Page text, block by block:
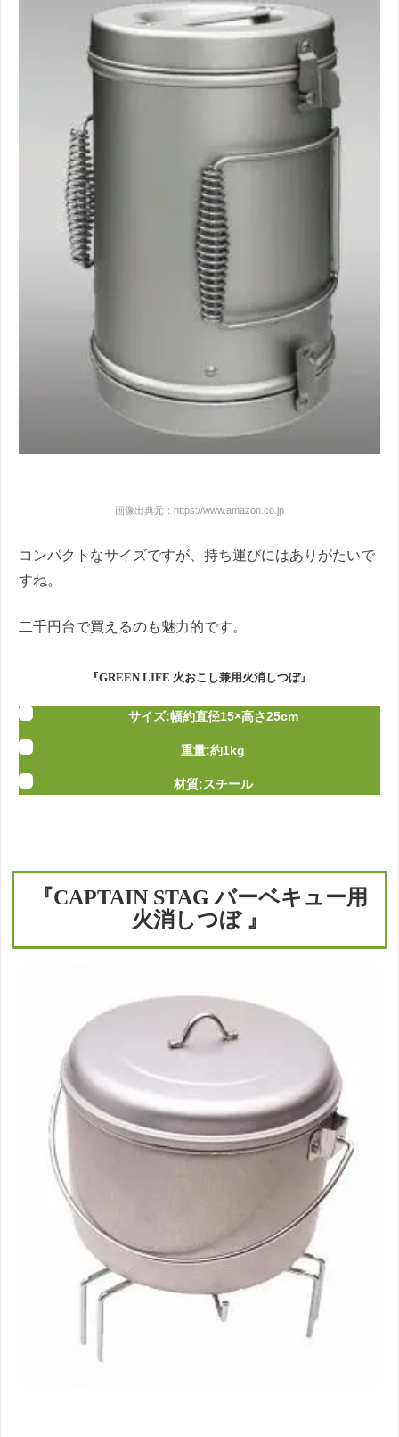
画像出典元：https://www.amazon.co.jp
コンパクトなサイズですが、持ち運びにはありがたいで
すね。
二千円台で買えるのも魅力的です。
『GREEN LIFE 火おこし兼用火消しつぼ』
サイズ:幅約直径15×高さ25cm
重量:約1kg
材質:スチール
『CAPTAIN STAG バーベキュー用
火消しつぼ 』